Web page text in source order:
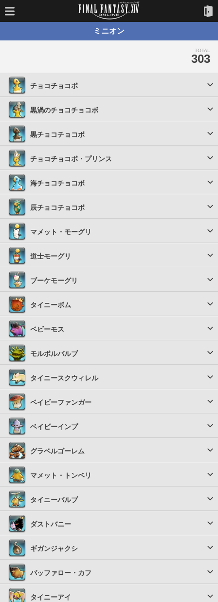
ミニオン
TOTAL
303
チョコチョコボ
黒渦のチョコチョコボ
黒チョコチョコボ
チョコチョコボ・プリンス
海チョコチョコボ
辰チョコチョコボ
マメット・モーグリ
道士モーグリ
ブーケモーグリ
タイニーボム
ベビーモス
モルボルバルブ
タイニースクウィレル
ベイビーファンガー
ベイビーインプ
グラベルゴーレム
マメット・トンベリ
タイニーバルブ
ダストバニー
ギガンジャクシ
バッファロー・カフ
タイニーアイ